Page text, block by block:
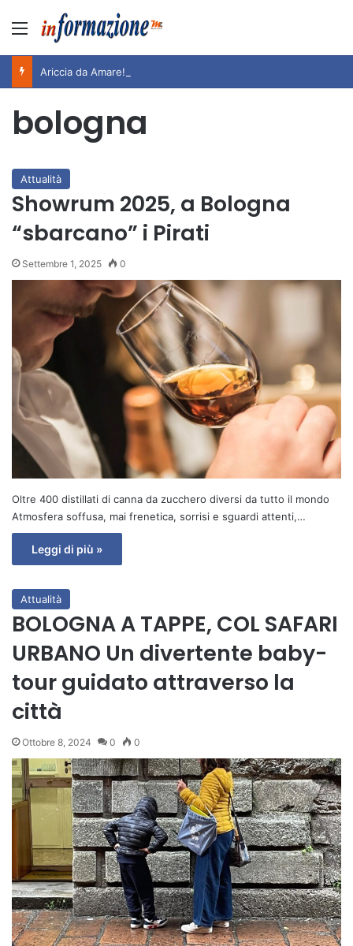
Menu
bologna
Attualità
Showrum 2025, a Bologna
“sbarcano” i Pirati
Settembre 1, 2025 0
Oltre 400 distillati di canna da zucchero diversi da tutto il mondo
Atmosfera soffusa, mai frenetica, sorrisi e sguardi attenti,…
Leggi di più »
Attualità
BOLOGNA A TAPPE, COL SAFARI
URBANO Un divertente baby-
tour guidato attraverso la
città
Ottobre 8, 2024 0 0